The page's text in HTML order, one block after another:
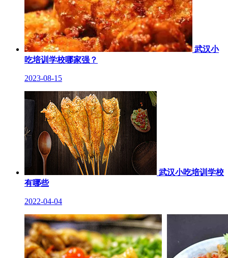
武汉小
吃培训学校哪家强？
2023-08-15
武汉小吃培训学校
有哪些
2022-04-04